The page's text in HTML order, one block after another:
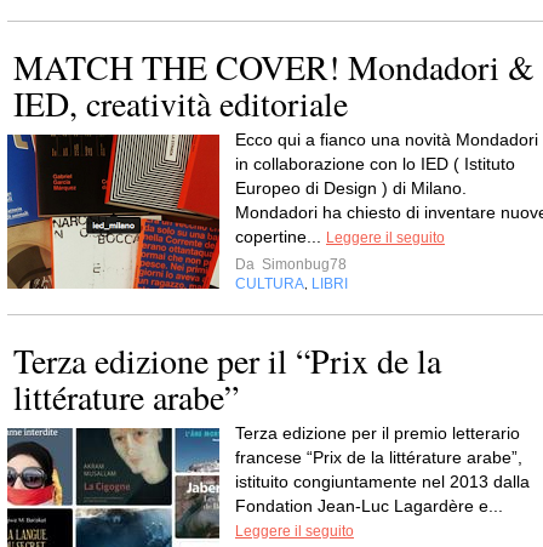
MATCH THE COVER! Mondadori &
IED, creatività editoriale
Ecco qui a fianco una novità Mondadori
in collaborazione con lo IED ( Istituto
Europeo di Design ) di Milano.
Mondadori ha chiesto di inventare
copertine...
Leggere il seguito
Da Simonbug78
CULTURA LIBRI
Terza edizione per il “Prix de la
littérature arabe”
Terza edizione per il premio letterario
francese “Prix de la littérature arabe”,
istituito congiuntamente nel 2013 dalla
Fondation Jean-Luc Lagardère e...
Leggere il seguito